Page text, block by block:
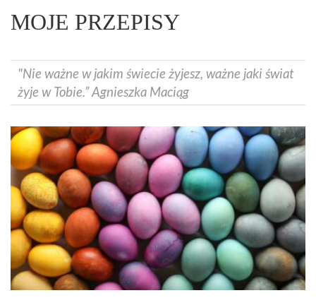
MOJE PRZEPISY
"Nie ważne w jakim świecie żyjesz, ważne jaki świat
żyje w Tobie.” Agnieszka Maciąg